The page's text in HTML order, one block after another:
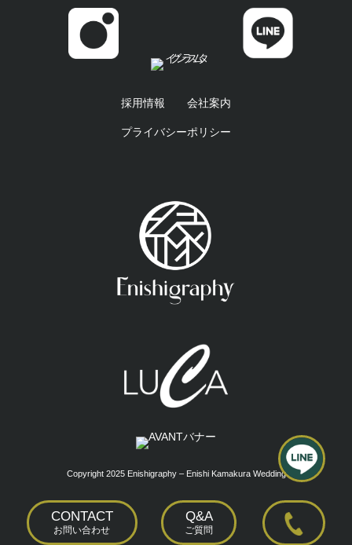
採用情報 会社案内
プライバシーポリシー
Copyright 2025 Enishigraphy – Enishi Kamakura Wedding
CONTACT
お問い合わせ
Q&A
ご質問